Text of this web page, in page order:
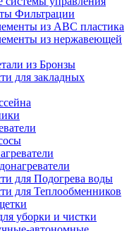
Фильтрации
из ABC пластика
из нержавеющей
из Бронзы
для закладных
для Подогрева воды
для Теплообменников
уборки и чистки